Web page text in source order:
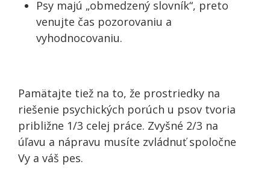
Psy majú „obmedzený slovník“, preto
venujte čas pozorovaniu a
vyhodnocovaniu.
Pamätajte tiež na to, že prostriedky na
riešenie psychických porúch u psov tvoria
približne 1/3 celej práce. Zvyšné 2/3 na
úľavu a nápravu musíte zvládnuť spoločne
Vy a váš pes.